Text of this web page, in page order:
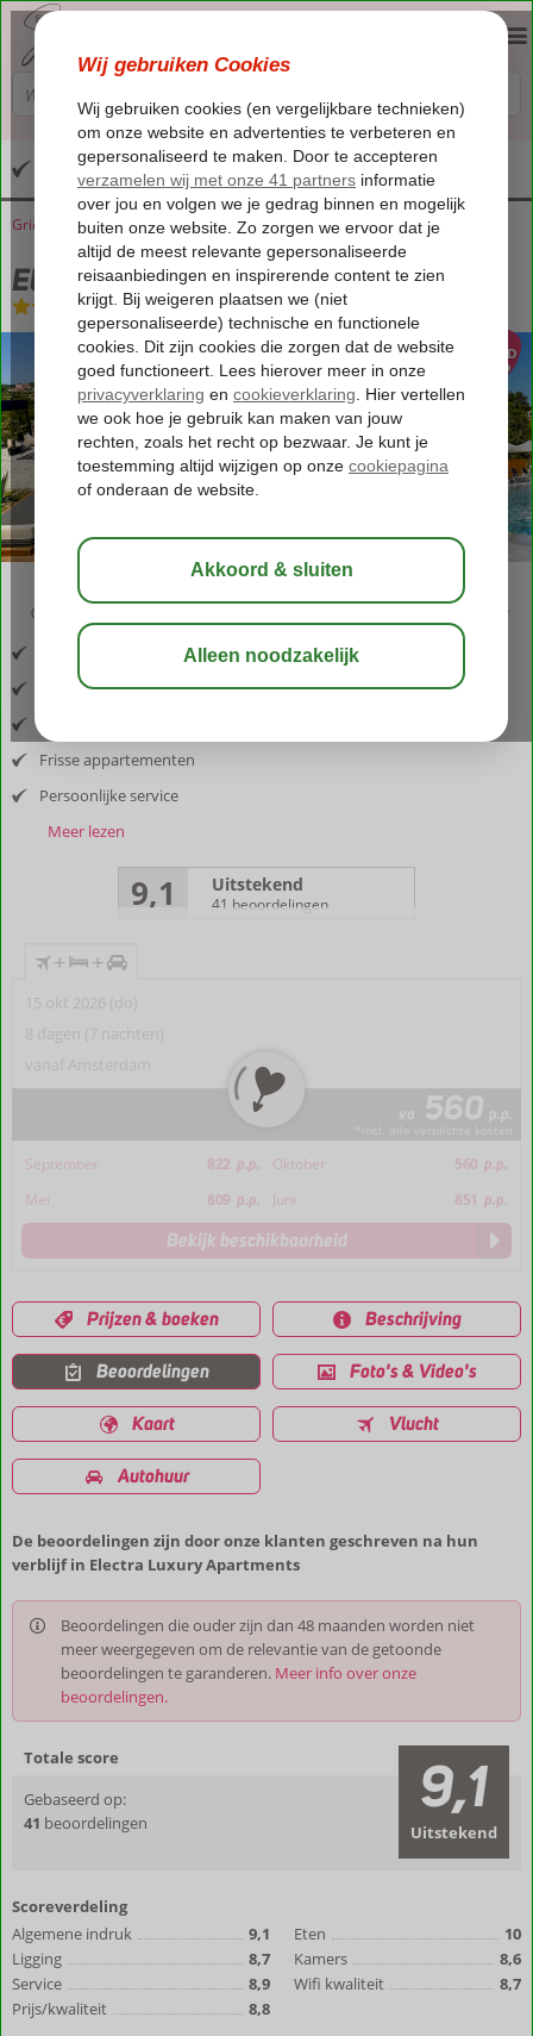
Altijd inclusief huurauto
Home
Griekenland Samos Pythagorion Electra Luxury Apartments
Electra Luxury Apartments
Logies-Appartement
03:30 bewaar
Inclusief vlucht een huurauto
Gelegen nabij Pythagorion
Frisse appartementen
Persoonlijke service
Meer lezen
9,1 Uitstekend
41 beoordelingen
+ +
15 okt 2026 (do)
8 dagen (7 nachten)
vanaf Amsterdam
va 560 p.p.
September 822 p.p. Oktober 560 p.p.
Mei
809 p.p. Juni 851 p.p.
Bekijk beschikbaarheid
Prijzen & boeken Beschrijving
Beoordelingen Foto's & Video's
Kaart Vlucht
Autohuur
De beoordelingen zijn door onze klanten geschreven na hun
verblijf in Electra Luxury Apartments
Beoordelingen die ouder zijn dan 48 maanden worden niet
meer weergegeven om de relevantie van de getoonde
beoordelingen te garanderen. Meer info over onze
beoordelingen.
Totale score
Gebaseerd op:
41 beoordelingen 9,1
Uitstekend
Scoreverdeling
Algemene indruk
9,1
Ligging
8,7
Service
8,9
Prijs/kwaliteit
8,8
Eten
10
Kamers
8,6
Wifi kwaliteit
8,7